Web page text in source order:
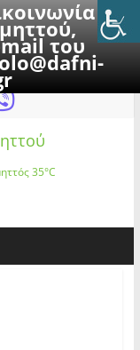
με
του
35°C